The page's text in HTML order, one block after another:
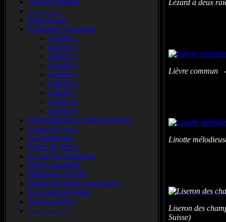
Trip.au.Portugal
-------------
Bord de mer
Campagne enchantée
Galerie.1
Galerie.2
Galerie.3
Galerie.4
Galerie.5
Galerie.6
Galerie.7
Galerie.8
Galerie.9
Champignons.et.espèces.proches
Coups de coeur
Escarmouches
Féerie de l'hiver
La vie à la mangeoire
Milieu aquatique
Montagne et forêts
Plantes d'Europe et invasives
Le.monde.des.petits
Traces.secrètes
-----------------
Lézard à deux
Lièvre commun
Linotte
Liseron des
Suisse)